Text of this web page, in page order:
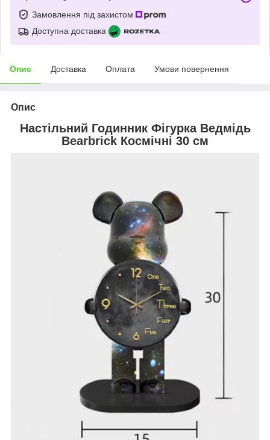
Замовлення під захистом
Доступна доставка
Опис Доставка Оплата Умови повернення
Опис
Настільний Годинник Фігурка Ведмідь
Bearbrick Космічні 30 см